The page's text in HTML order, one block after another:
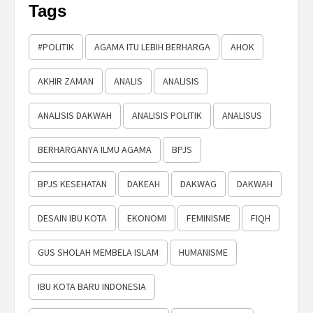
Tags
#POLITIK AGAMA ITU LEBIH BERHARGA AHOK
AKHIR ZAMAN ANALIS ANALISIS
ANALISIS DAKWAH ANALISIS POLITIK ANALISUS
BERHARGANYA ILMU AGAMA BPJS
BPJS KESEHATAN DAKEAH DAKWAG DAKWAH
DESAIN IBU KOTA EKONOMI FEMINISME FIQH
GUS SHOLAH MEMBELA ISLAM HUMANISME
IBU KOTA BARU INDONESIA